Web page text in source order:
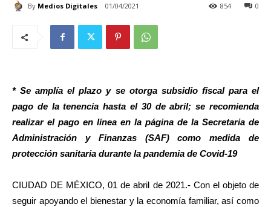
By Medios Digitales 01/04/2021 0
854
* Se amplía el plazo y se otorga subsidio fiscal para el
pago de la tenencia hasta el 30 de abril; se recomienda
realizar el pago en línea en la página de la Secretaria de
Administración y Finanzas (SAF) como medida de
protección sanitaria durante la pandemia de Covid-19
CIUDAD DE MÉXICO, 01 de abril de 2021.- Con el objeto de
seguir apoyando el bienestar y la economía familiar, así como